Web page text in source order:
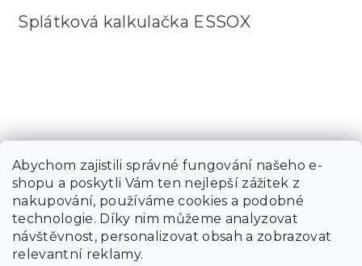
Abychom zajistili správné fungování našeho e-
shopu a poskytli Vám ten nejlepší zážitek z
nakupování, používáme cookies a podobné
technologie. Díky nim můžeme analyzovat
návštěvnost, personalizovat obsah a zobrazovat
relevantní reklamy.
Splátková kalkulačka ESSOX